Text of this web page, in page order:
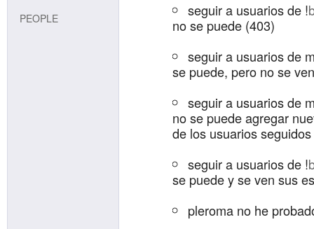
PEOPLE
seguir a usuarios de !
no se puede (403)
seguir a usuarios de
se puede, pero no se
seguir a usuarios de
no se puede agregar
de los usuarios
seguir a usuarios de !
se puede y se ven sus
pleroma no he